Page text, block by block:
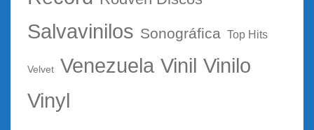
Salvavinilos Sonográfica Top Hits
Velvet Venezuela Vinil Vinilo
Vinyl